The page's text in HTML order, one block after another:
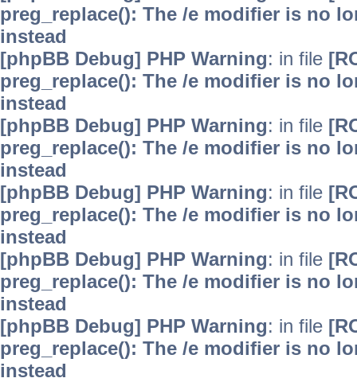
preg_replace(): The /e modifier is no
instead
[phpBB Debug] PHP Warning: in file
preg_replace(): The /e modifier is no
instead
[phpBB Debug] PHP Warning: in file
preg_replace(): The /e modifier is no
instead
[phpBB Debug] PHP Warning: in file
preg_replace(): The /e modifier is no
instead
[phpBB Debug] PHP Warning: in file
preg_replace(): The /e modifier is no
instead
[phpBB Debug] PHP Warning: in file
preg_replace(): The /e modifier is no
instead